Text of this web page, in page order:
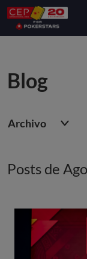
Blog
Archivo
Posts de